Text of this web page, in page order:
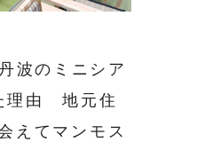
波のミニシア
理由 地元住
えてマンモス